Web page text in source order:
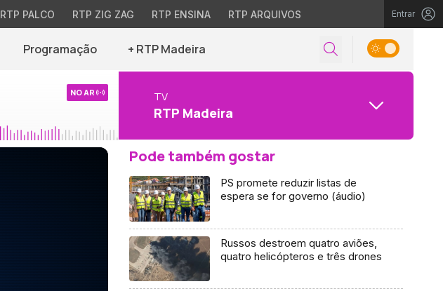
RTP PALCO RTP ZIG ZAG RTP ENSINA RTP ARQUIVOS Entrar
Programação + RTP Madeira
NO AR TV
RTP Madeira
Pode também gostar
PS promete reduzir listas de
espera se for governo (áudio)
Russos destroem quatro aviões,
quatro helicópteros e três drones